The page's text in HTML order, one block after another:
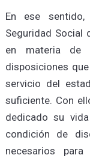
En ese
Seguridad Social
en materia de
disposiciones
servicio del
suficiente. Con
dedicado su
condición de
necesarios